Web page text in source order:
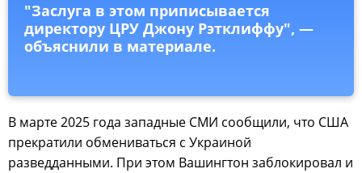
"Заслуга в этом приписывается
директору ЦРУ Джону Рэтклиффу", —
объяснили в материале.
В марте 2025 года западные СМИ сообщили, что США
прекратили обмениваться с Украиной
разведданными. При этом Вашингтон заблокировал и